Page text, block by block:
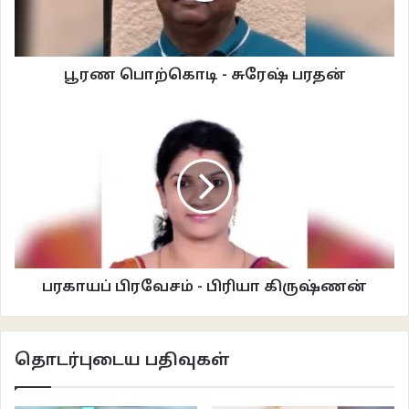
‘உன்கூட செவன்த் வரைக்கும் மோகன்னு ஒரு பையன் படிச்சான் தெரியுமா?’
‘டேய், நான்தான் மோகன்.இப்போ மோஹினி’
‘என்ன சொல்ற.நீயா? அதான் எங்கையோ பார்த்த மாதிரி இருந்துதுனு
தோணுச்சா?’ ( உண்மையில் அவனுக்கு உள்ளுக்குள் பயத்தை தவிர்த்து அது
போன்ற எந்த எண்ணமும் தோன்றவில்லை )
‘எப்புடி இருக்க?’
கொஞ்சமாகச் சிரித்து விட்டு, ‘பார்த்தா தெரியல? எப்படி இருக்கேன்?’
பூரண பொற்கொடி - சுரேஷ் பரதன்
பரகாயப் பிரவேசம் - பிரியா கிருஷ்ணன்
தொடர்புடைய பதிவுகள்